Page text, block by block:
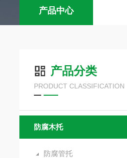
产品中心
产品分类
PRODUCT CLASSIFICATION
防腐木托
防腐管托